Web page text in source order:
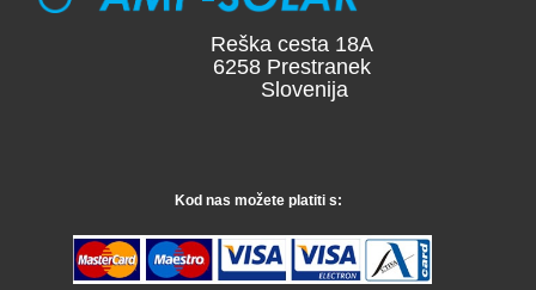
Reška cesta 18A
6258 Prestranek
Slovenija
Kod nas možete platiti s: